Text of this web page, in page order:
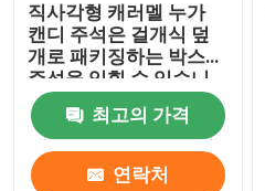
저희와 연락
인용 을 요청 하십시오
직사각형 캐러멜 누가
캔디 주석은 걸개식 덮
개로 패키징하는 박스에
주석을 입힐 수 있습니
다
최고의 가격
연락처